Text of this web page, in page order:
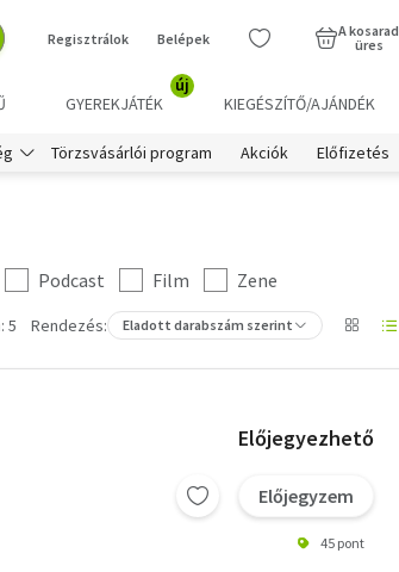
Regisztrálok Belépek
A kosarad
üres
GYEREKJÁTÉK
új
KIEGÉSZÍTŐ/AJÁNDÉK
Törzsvásárlói program Akciók Előfizetés
Podcast Film
Zene
5 Rendezés: Eladott darabszám szerint
Előjegyezhető
Előjegyzem
45 pont